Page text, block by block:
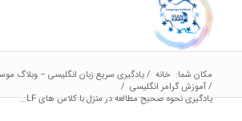
مکان شما: خانه / یادگیری سریع زبان انگلیسی – وبلاگ
/ آموزش گرامر انگلیسی /
یادگیری نحوه صحیح مطالعه در منزل با کلاس های LF...